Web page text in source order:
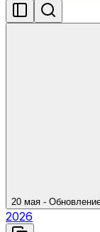
20 мая -
2026